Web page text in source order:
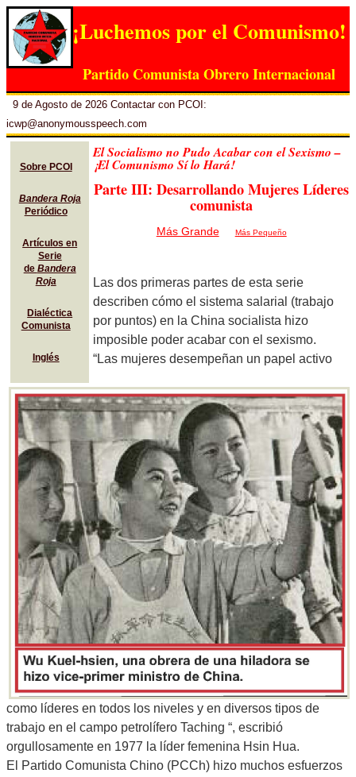
¡Luchemos por el Comunismo!
Partido Comunista Obrero Internacional
9 de Agosto de 2026 Contactar con PCOI:
icwp@anonymousspeech.com
Sobre PCOI
Bandera Roja
Periódico
Artículos en
Serie
de Bandera
Roja
Dialéctica
Comunista
Inglés
El Socialismo no Pudo Acabar con el Sexismo –
¡El Comunismo Sí lo Hará!
Parte III: Desarrollando Mujeres Líderes
comunista
Más Grande Más Pequeño
Las dos primeras partes de esta serie
describen cómo el sistema salarial (trabajo
por puntos) en la China socialista hizo
imposible poder acabar con el sexismo.
“Las mujeres desempeñan un papel activo
como líderes en todos los niveles y en diversos tipos de
trabajo en el campo petrolífero Taching “, escribió
orgullosamente en 1977 la líder femenina Hsin Hua.
El Partido Comunista Chino (PCCh) hizo muchos esfuerzos